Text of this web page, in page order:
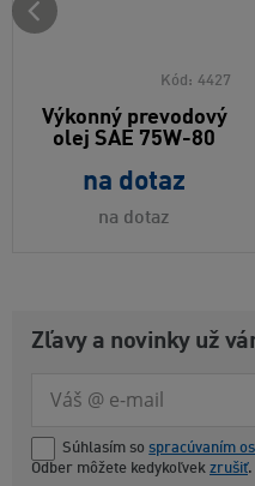
Kód: 4427
Výkonný prevodový
olej SAE 75W-80
na dotaz
na dotaz
Zľavy a novinky už
Súhlasím so spracúvaním
Odber môžete kedykoľvek zrušiť.